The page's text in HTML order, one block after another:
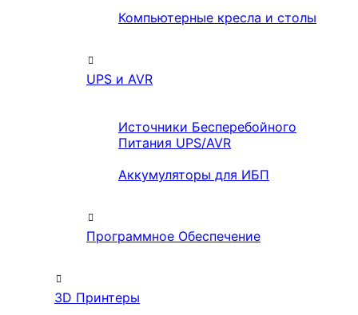
Компьютерные кресла и столы
UPS и AVR
Источники Бесперебойного
Питания UPS/AVR
Аккумуляторы для ИБП
Программное Обеспечение
3D Принтеры